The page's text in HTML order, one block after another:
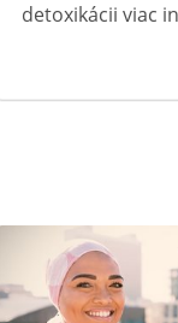
detoxikácii viac